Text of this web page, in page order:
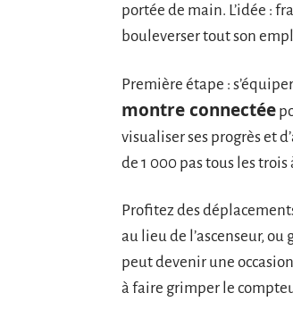
portée de main. L’idée :
bouleverser tout son
Première étape :
montre connectée
visualiser ses progrès et
de 1 000 pas tous les
Profitez des
au lieu de l’ascenseur,
peut devenir une
à faire grimper le